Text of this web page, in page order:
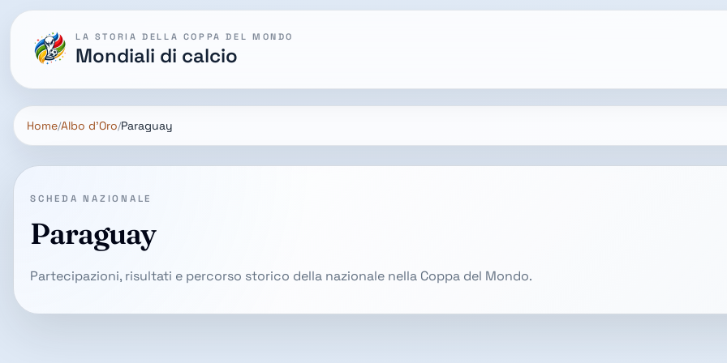
LA STORIA DELLA COPPA DEL MONDO
Mondiali di calcio
Home Albo d'Oro Paraguay
SCHEDA NAZIONALE
Paraguay
Partecipazioni, risultati e percorso storico della nazionale nella Coppa del Mondo.